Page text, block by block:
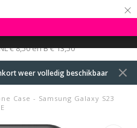
×
0
€ 8,50 en B € 13,50
weer volledig beschikbaar
Case - Samsung Galaxy S23